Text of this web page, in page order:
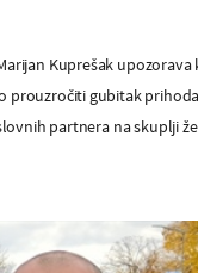
Kuprešak upozorava
prouzročiti gubitak
partnera na skuplji